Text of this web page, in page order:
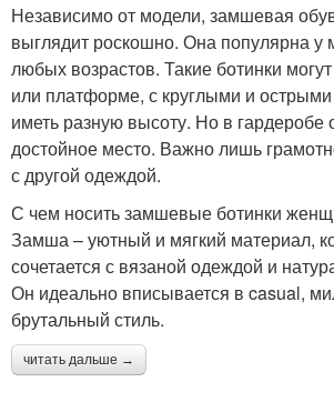
Независимо от модели, замшевая
выглядит роскошно. Она популярна
любых возрастов. Такие ботинки
или платформе, с круглыми и
иметь разную высоту. Но в гардеробе
достойное место. Важно лишь
с другой одеждой.
С чем носить замшевые ботинки
Замша – уютный и мягкий материал,
сочетается с вязаной одеждой и
Он идеально вписывается в casual,
брутальный стиль.
читать дальше →